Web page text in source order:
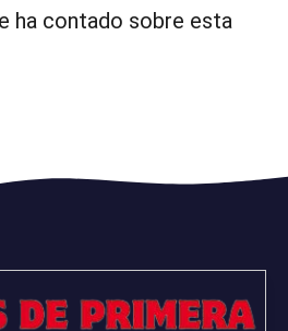
ha contado sobre esta